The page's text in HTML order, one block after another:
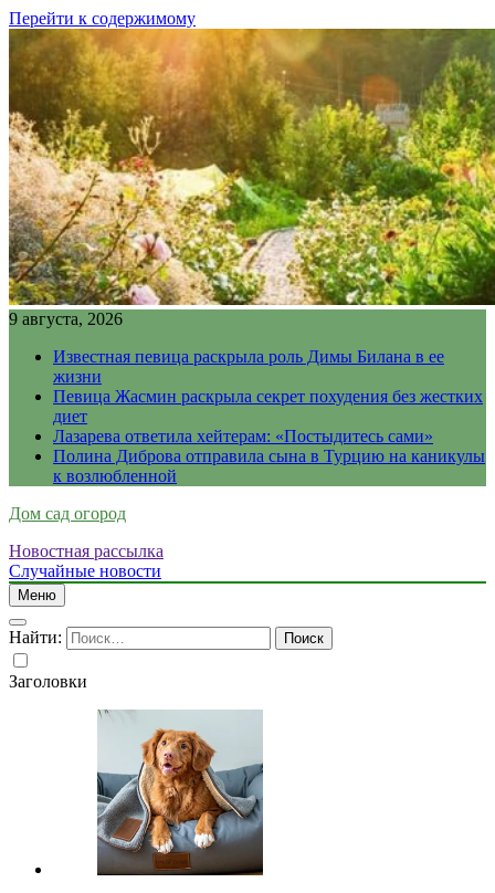
Перейти к содержимому
9 августа, 2026
Известная певица раскрыла роль Димы Билана в ее
жизни
Певица Жасмин раскрыла секрет похудения без жестких
диет
Лазарева ответила хейтерам: «Постыдитесь сами»
Полина Диброва отправила сына в Турцию на каникулы
к возлюбленной
Дом сад огород
Новостная рассылка
Случайные новости
Меню
Найти:
Заголовки